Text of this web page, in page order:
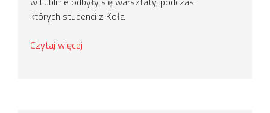
których studenci z Koła
Czytaj więcej